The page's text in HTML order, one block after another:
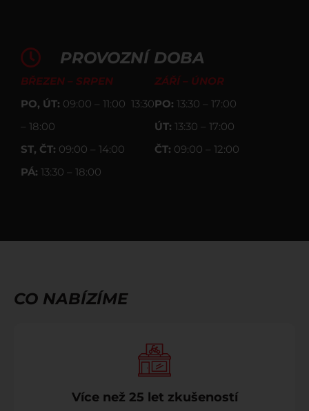
PROVOZNÍ DOBA
BŘEZEN – SRPEN
PO, ÚT: 09:00 – 11:00 13:30
– 18:00
ST, ČT: 09:00 – 14:00
PÁ: 13:30 – 18:00
ZÁŘÍ – ÚNOR
PO: 13:30 – 17:00
ÚT: 13:30 – 17:00
ČT: 09:00 – 12:00
CO NABÍZÍME
Více než 25 let zkušeností